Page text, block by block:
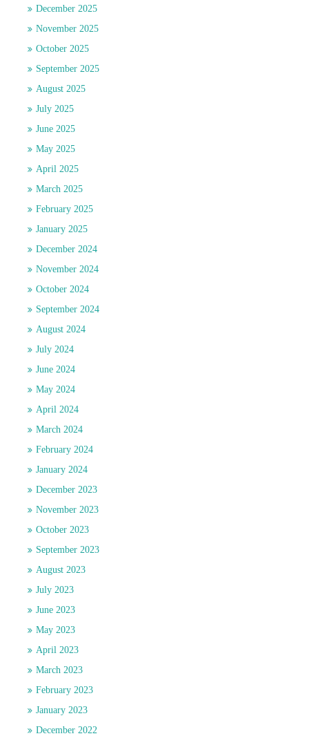
December 2025
November 2025
October 2025
September 2025
August 2025
July 2025
June 2025
May 2025
April 2025
March 2025
February 2025
January 2025
December 2024
November 2024
October 2024
September 2024
August 2024
July 2024
June 2024
May 2024
April 2024
March 2024
February 2024
January 2024
December 2023
November 2023
October 2023
September 2023
August 2023
July 2023
June 2023
May 2023
April 2023
March 2023
February 2023
January 2023
December 2022